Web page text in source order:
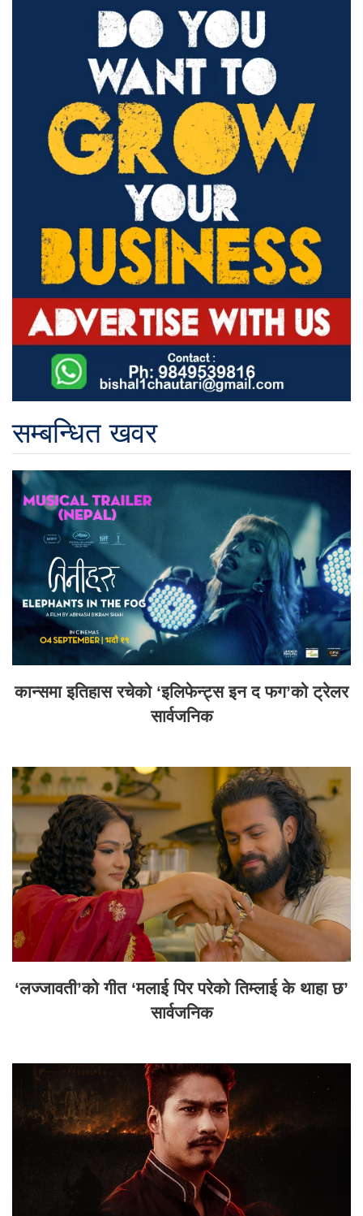
सम्बन्धित खवर
कान्समा इतिहास रचेको ‘इलिफेन्ट्स इन द फग’को ट्रेलर
सार्वजनिक
‘लज्जावती’को गीत ‘मलाई पिर परेको तिम्लाई के थाहा छ’
सार्वजनिक